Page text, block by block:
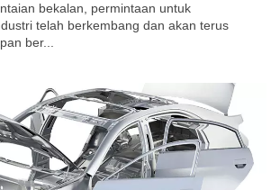
bekalan, permintaan untuk
telah berkembang dan akan terus
ber...